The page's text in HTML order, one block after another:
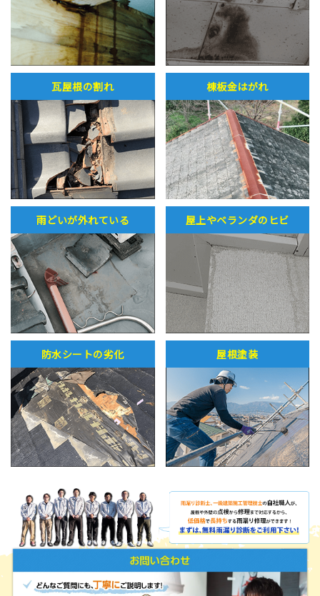
瓦屋根の割れ 棟板金はがれ
雨どいが外れている 屋上やベランダのヒビ
防水シートの劣化 屋根塗装